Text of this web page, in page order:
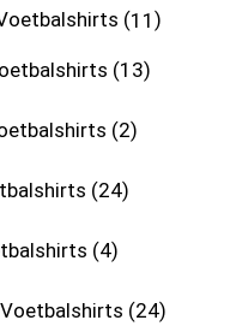
11
13
2
24
4
24